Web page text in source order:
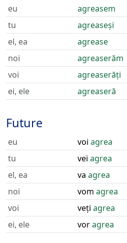
eu
agreasem
tu
agreaseși
el, ea
agrease
noi
agreaserăm
voi
agreaserăți
ei, ele
agreaseră
Future
eu voi agrea
tu
vei agrea
el, ea
va agrea
noi
vom agrea
voi
veți agrea
ei, ele
voragrea